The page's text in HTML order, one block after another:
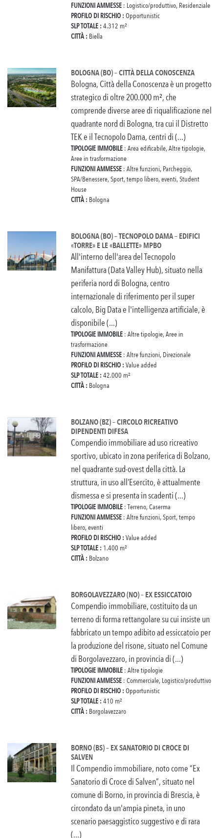
FUNZIONI AMMESSE : Logistico/produttivo, Residenziale
PROFILO DI RISCHIO : Opportunistic
SLP TOTALE : 4.312 m²
CITTÀ : Biella
BOLOGNA (BO) – CITTÀ DELLA CONOSCENZA
Bologna, Città della Conoscenza è un progetto
strategico di oltre 200.000 m², che
comprende diverse aree di riqualificazione nel
quadrante nord di Bologna, tra cui il Distretto
TEK e il Tecnopolo Dama, centri di (...)
TIPOLOGIE IMMOBILE : Area edificabile, Altre tipologie,
Aree in trasformazione
FUNZIONI AMMESSE : Altre funzioni, Parcheggio,
SPA/Benessere, Sport, tempo libero, eventi, Student
House
CITTÀ : Bologna
BOLOGNA (BO) – TECNOPOLO DAMA – EDIFICI
«TORRE» E LE «BALLETTE» MPBO
All'interno dell'area del Tecnopolo
Manifattura (Data Valley Hub), situato nella
periferia nord di Bologna, centro
internazionale di riferimento per il super
calcolo, Big Data e l'intelligenza artificiale, è
disponibile (...)
TIPOLOGIE IMMOBILE : Altre tipologie, Aree in
trasformazione
FUNZIONI AMMESSE : Altre funzioni, Direzionale
PROFILO DI RISCHIO : Value added
SLP TOTALE : 42.000 m²
CITTÀ : Bologna
BOLZANO (BZ) – CIRCOLO RICREATIVO
DIPENDENTI DIFESA
Compendio immobiliare ad uso ricreativo
sportivo, ubicato in zona periferica di Bolzano,
nel quadrante sud-ovest della città. La
struttura, in uso all’Esercito, è attualmente
dismessa e si presenta in scadenti (...)
TIPOLOGIE IMMOBILE : Terreno, Caserma
FUNZIONI AMMESSE : Altre funzioni, Sport, tempo
libero, eventi
PROFILO DI RISCHIO : Value added
SLP TOTALE : 1.400 m²
CITTÀ : Bolzano
BORGOLAVEZZARO (NO) – EX ESSICCATOIO
Compendio immobiliare, costituito da un
terreno di forma rettangolare su cui insiste un
fabbricato un tempo adibito ad essiccatoio per
la produzione del risone, situato nel Comune
di Borgolavezzaro, in provincia di (...)
TIPOLOGIE IMMOBILE : Altre tipologie
FUNZIONI AMMESSE : Commerciale, Logistico/produttivo
PROFILO DI RISCHIO : Opportunistic
SLP TOTALE : 410 m²
CITTÀ : Borgolavezzaro
BORNO (BS) – EX SANATORIO DI CROCE DI
SALVEN
Il Compendio immobiliare, noto come “Ex
Sanatorio di Croce di Salven”, situato nel
comune di Borno, in provincia di Brescia, è
circondato da un'ampia pineta, in uno
scenario paesaggistico suggestivo e di rara
(...)